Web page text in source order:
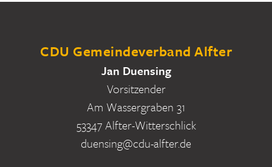
CDU Gemeindeverband Alfter
Jan Duensing
Vorsitzender
Am Wassergraben 31
53347 Alfter-Witterschlick
duensing@cdu-alfter.de